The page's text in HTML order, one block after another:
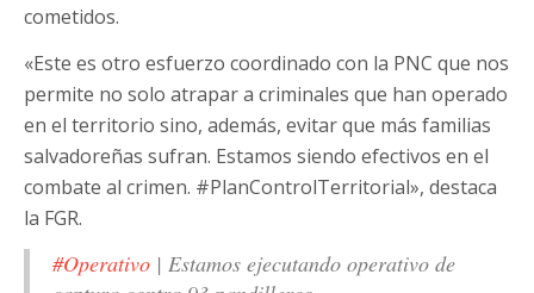
cometidos.
«Este es otro esfuerzo coordinado con la PNC que nos
permite no solo atrapar a criminales que han operado
en el territorio sino, además, evitar que más familias
salvadoreñas sufran. Estamos siendo efectivos en el
combate al crimen. #PlanControlTerritorial», destaca
la FGR.
#Operativo | Estamos ejecutando operativo de